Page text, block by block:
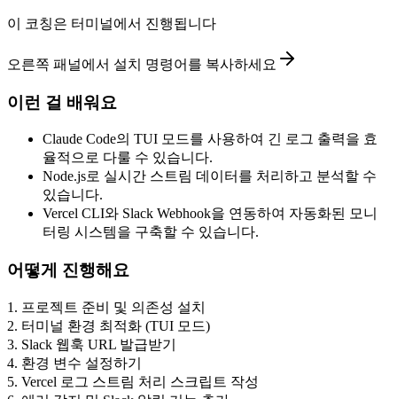
이 코칭은 터미널에서 진행됩니다
오른쪽 패널에서 설치 명령어를 복사하세요
이런 걸 배워요
Claude Code의 TUI 모드를 사용하여 긴 로그 출력을 효
율적으로 다룰 수 있습니다.
Node.js로 실시간 스트림 데이터를 처리하고 분석할 수
있습니다.
Vercel CLI와 Slack Webhook을 연동하여 자동화된 모니
터링 시스템을 구축할 수 있습니다.
어떻게 진행해요
1 . 프로젝트 준비 및 의존성 설치
2. 터미널 환경 최적화 (TUI 모드)
3. Slack 웹훅 URL 발급받기
4. 환경 변수 설정하기
5. Vercel 로그 스트림 처리 스크립트 작성